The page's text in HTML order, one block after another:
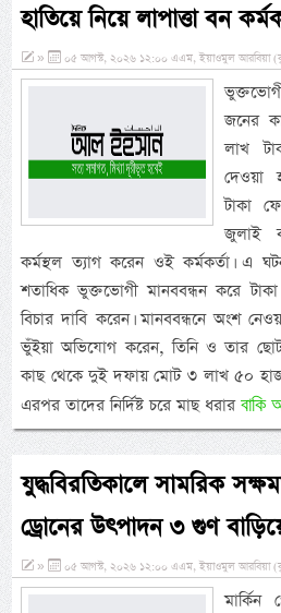
হাতিয়ে নিয়ে লাপাত্তা বন
» ০৫ আগস্ট, ২০২৬ ১২:০০ এএম, ইয়াওমুল আরবিয়া
জনের
লাখ
দেওয়া
টাকা
জুলাই
কর্মস্থল ত্যাগ করেন ওই কর্মকর্তা। এ
শতাধিক ভুক্তভোগী মানববন্ধন করে
বিচার দাবি করেন। মানববন্ধনে অংশ
ভুঁইয়া অভিযোগ করেন, তিনি ও তার
কাছ থেকে দুই দফায় মোট ৩ লাখ ৫০
এরপর তাদের নির্দিষ্ট চরে মাছ ধরারবাকি
যুদ্ধবিরতিকালে সামরিক
ড্রোনের উৎপাদন ৩ গুণ
» ০৫ আগস্ট, ২০২৬ ১২:০০ এএম, ইয়াওমুল আরবিয়া
মার্কিন